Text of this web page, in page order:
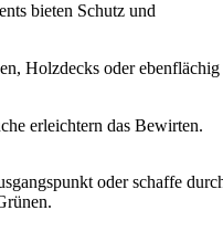
bieten Schutz und
Holzdecks oder ebenflächig
erleichtern das Bewirten.
oder schaffe